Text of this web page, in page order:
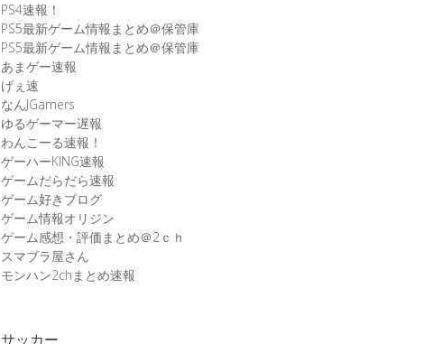
PS4速報！
PS5最新ゲーム情報まとめ＠保管庫
PS5最新ゲーム情報まとめ＠保管庫
あまゲー速報
げぇ速
なんJGamers
ゆるゲーマー遅報
わんこーる速報！
ゲーハーKING速報
ゲームだらだら速報
ゲーム好きブログ
ゲーム情報オリジン
ゲーム感想・評価まとめ＠2ｃｈ
スマブラ屋さん
モンハン2chまとめ速報
サッカー